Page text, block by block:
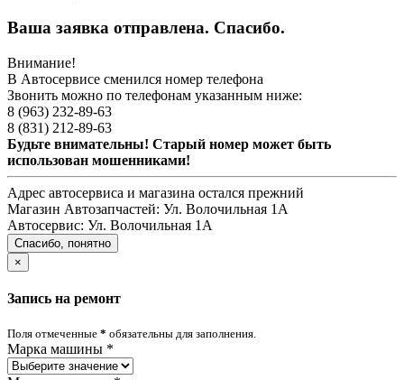
Ваша заявка отправлена. Спасибо.
Внимание!
В Автосервисе сменился номер телефона
Звонить можно по телефонам указанным ниже:
8 (963) 232-89-63
8 (831) 212-89-63
Будьте внимательны! Старый номер может быть
использован мошенниками!
Адрес автосервиса и магазина остался прежний
Магазин Автозапчастей: Ул. Волочильная 1А
Автосервис: Ул. Волочильная 1А
Спасибо, понятно
×
Запись на ремонт
Поля отмеченные * обязательны для заполнения.
Марка машины *